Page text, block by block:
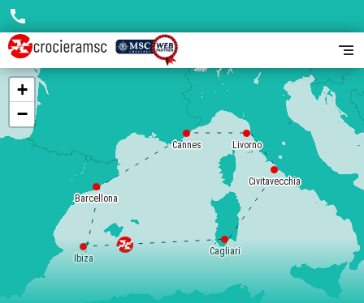
Barcellona
Ibiza
Cagliari
Civitavecchia
Livorno
Cannes
+
−
call
segment